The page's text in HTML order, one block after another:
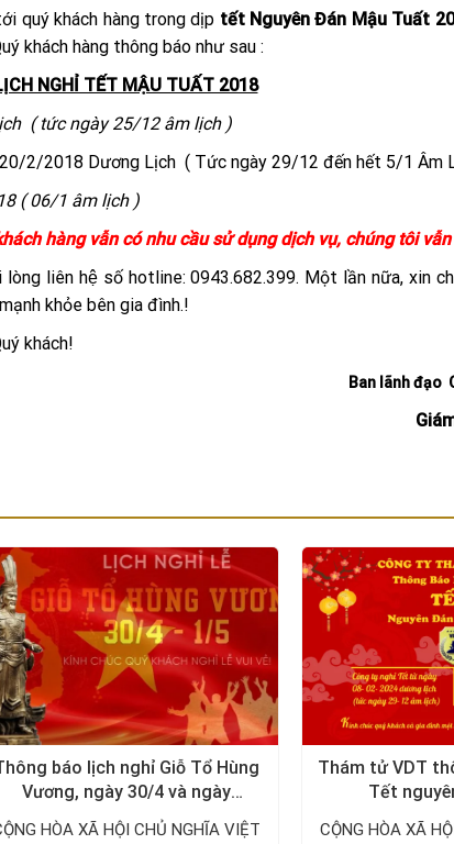
quý khách hàng trong dịp tết Nguyên Đán Mậu Tuất
khách hàng thông báo như sau :
NGHỈ TẾT MẬU TUẤT 2018
( tức ngày 25/12 âm lịch )
2/2018 Dương Lịch ( Tức ngày 29/12 đến hết 5/1 Âm
( 06/1 âm lịch )
hàng vẫn có nhu cầu sử dụng dịch vụ, chúng tôi
liên hệ số hotline: 0943.682.399. Một lần nữa, xin
khỏe bên gia đình.!
khách!
Ban lãnh đạo
báo lịch nghỉ Giỗ Tổ Hùng
Vương, ngày 30/4 và ngày
1/5/2024
HÒA XÃ HỘI CHỦ NGHĨA VIỆT
Thám tử VDT
Tết
CỘNG HÒA XÃ